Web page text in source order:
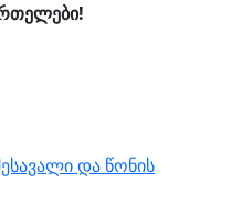
და წონის